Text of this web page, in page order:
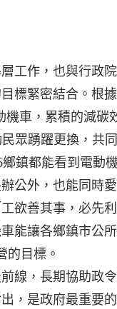
工作，也與行政
標緊密結合。根
車，累積的減
眾踴躍更換，共
鎮都能看到電動
公外，也能同時
欲善其事，必先
能讓各鄉鎮市公
的目標。
線，長期協助政
，是政府最重要